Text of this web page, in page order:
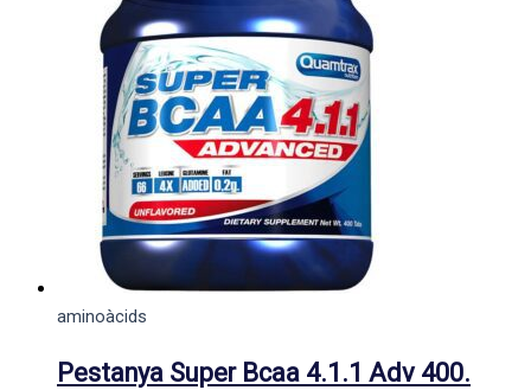
aminoàcids
Pestanya Super Bcaa 4.1.1 Adv 400.